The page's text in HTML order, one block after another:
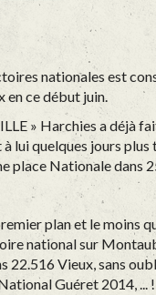
nationales est
en ce début juin.
» Harchies a déjà
lui quelques jours
place Nationale dans
plan et le moins
national sur
22.516 Vieux, sans
Guéret 2014, ... !